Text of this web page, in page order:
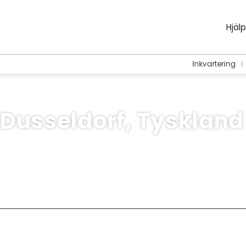
Hjälp
Inkvartering
Dusseldorf, Tyskland